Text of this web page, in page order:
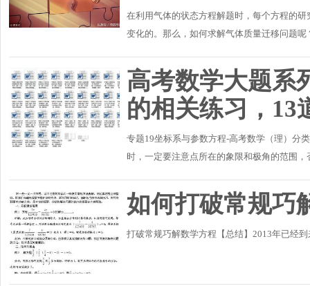
在利用气体的状态方程解题时，每个方程的
变化的。那么，如何求解气体质量迁移问题
高考数学大题系
的相关练习，13
专题19坐标系与参数方程-高考数学（理）分
时，一定要注意点所在的象限和极角的范围
如何打破常规巧
打破常规巧解数学方程【总结】2013年已经